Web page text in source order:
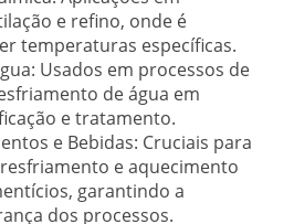
e refino, onde é
temperaturas específicas.
Usados em processos de
de água em
e tratamento.
e Bebidas: Cruciais para
e aquecimento
garantindo a
dos processos.